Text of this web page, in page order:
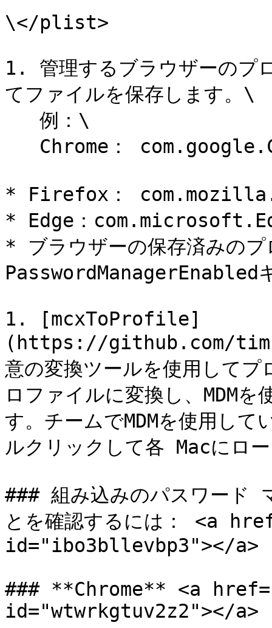
\</plist>
1. 管理するブラウザーの
てファイルを保存します。\
* Firefox：
* Edge：
* ブラウザーの保存済みのプ
PasswordManagerEnabled
1. [mcxToProfile]
(https://github.com/
意の変換ツールを使用して
ロファイルに変換し、MDM
す。チームでMDMを使用し
ルクリックして各 Macにロ
### 組み込みのパスワード
とを確認するには： <a
id="ibo3bllevbp3"></a>
### **Chrome** <a
id="wtwrkgtuv2z2"></a>